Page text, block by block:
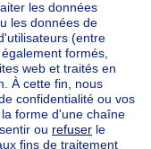
Haren